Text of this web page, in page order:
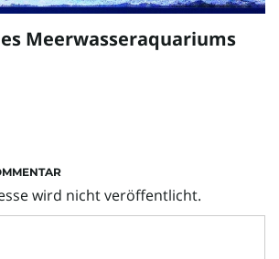
Meerwasseraquariums
wird nicht veröffentlicht.